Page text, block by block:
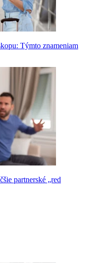
Týmto znameniam
partnerské „red